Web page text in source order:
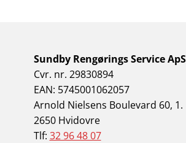
Sundby Rengørings Service ApS
Cvr. nr. 29830894
EAN: 5745001062057
Arnold Nielsens Boulevard 60, 1.
2650 Hvidovre
Tlf: 32 96 48 07